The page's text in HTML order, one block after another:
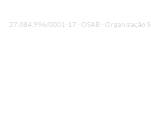
27.084.996/0001-17 - OSAB - Organização